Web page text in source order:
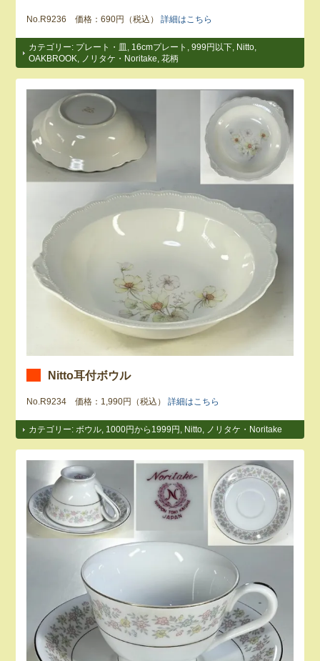
No.R9236 価格：690円（税込）詳細はこちら
カテゴリー: プレート・皿 16cmプレート ,999円以下 Nitto
OAKBROOK
ノリタケ・Noritake ,花柄
Nitto耳付ボウル
No.R9234 価格：1,990円（税込）詳細はこちら
カテゴリー: ボウル 1000円から1999円 Nitto ノリタケ・Noritake